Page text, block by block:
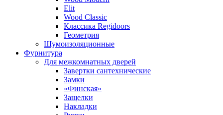
Elit
Wood Classic
Классика Regidoors
Геометрия
Шумоизоляционные
Фурнитура
Для межкомнатных дверей
Завертки сантехнические
Замки
«Финская»
Защелки
Накладки